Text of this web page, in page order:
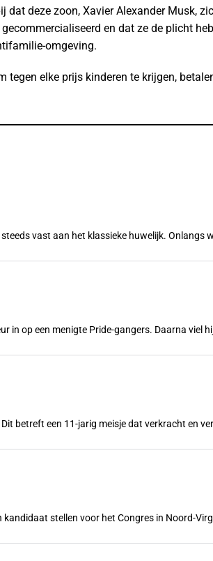
dat deze zoon, Xavier Alexander Musk,
en dat ze de plicht
omgeving.
tegen elke prijs kinderen te krijgen,
vast aan het klassieke huwelijk. Onlangs
in op een menigte Pride-gangers. Daarna viel
betreft een 11-jarig meisje dat verkracht en
stellen voor het Congres in Noord-